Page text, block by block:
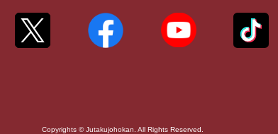
Copyrights © Jutakujohokan. All Rights Reserved.